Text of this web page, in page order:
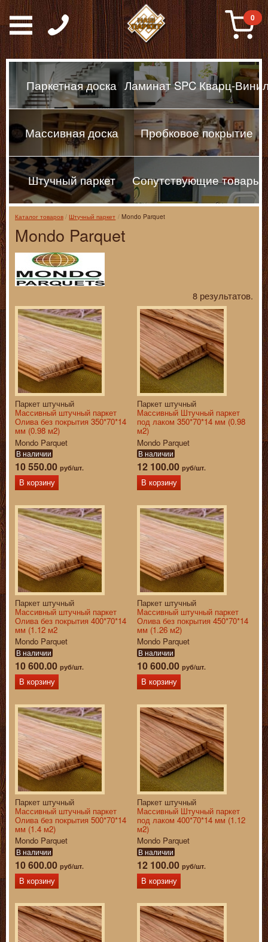
Паркет, Штучный
0
Паркетная доска Ламинат SPC Кварц-
Массивная доска Пробковое покрытие
Штучный паркет Сопутствующие товары
Каталог товаров Штучный паркет Mondo Parquet
Mondo Parquet
8 результатов.
Паркет штучный
Массивный штучный паркет
Олива без покрытия 350*70*14
мм (0.98 м2)
Mondo Parquet
В наличии
10 550.00 руб/шт.
В корзину
Паркет штучный
Массивный Штучный паркет
под лаком 350*70*14 мм (0.98
м2)
Mondo Parquet
В наличии
12 100.00 руб/шт.
В корзину
Паркет штучный
Массивный штучный паркет
Олива без покрытия 400*70*14
мм (1.12 м2
Mondo Parquet
В наличии
10 600.00 руб/шт.
В корзину
Паркет штучный
Массивный штучный паркет
Олива без покрытия 450*70*14
мм (1.26 м2)
Mondo Parquet
В наличии
10 600.00 руб/шт.
В корзину
Паркет штучный
Массивный штучный паркет
Олива без покрытия 500*70*14
мм (1.4 м2)
Mondo Parquet
В наличии
10 600.00 руб/шт.
В корзину
Паркет штучный
Массивный Штучный паркет
под лаком 400*70*14 мм (1.12
м2)
Mondo Parquet
В наличии
12 100.00 руб/шт.
В корзину